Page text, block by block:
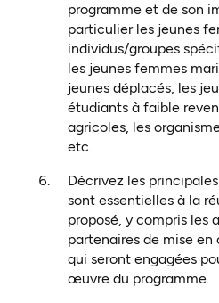
programme et de son
particulier les jeunes
individus/groupes
les jeunes femmes
jeunes déplacés, les
étudiants à faible
agricoles, les
etc.
Décrivez les
sont essentielles à la
proposé, y compris les
partenaires de mise
qui seront engagées
œuvre du programme.